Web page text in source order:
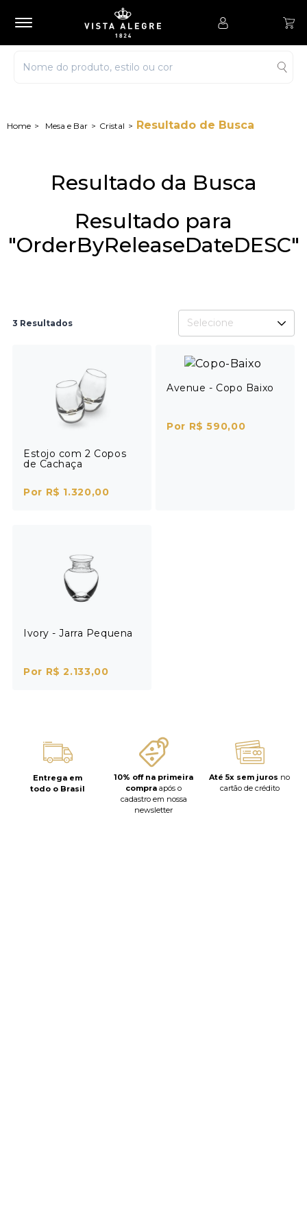
Mesa e Bar Cristal Resultado de Busca
Resultado da Busca
Resultado para
"OrderByReleaseDateDESC"
3 Resultados Selecione
Estojo com 2 Copos
de Cachaça
Por R$ 1.320,00
Avenue - Copo Baixo
Por R$ 590,00
Ivory - Jarra Pequena
Por R$ 2.133,00
Entrega em
todo o Brasil
10% off na primeira
compra após o
cadastro em nossa
newsletter
Até 5x sem juros no
cartão de crédito